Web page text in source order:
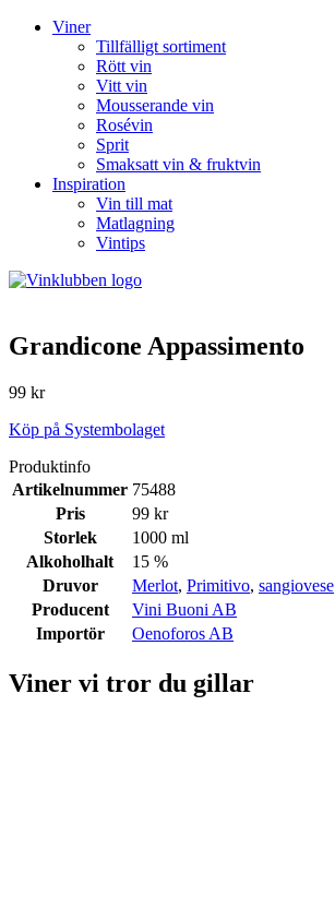
Viner
Tillfälligt sortiment
Rött vin
Vitt vin
Mousserande vin
Rosévin
Sprit
Smaksatt vin & fruktvin
Inspiration
Vin till mat
Matlagning
Vintips
Grandicone Appassimento
99 kr
Köp på Systembolaget
Produktinfo
Artikelnummer 75488
Pris
99 kr
Storlek
1000 ml
Alkoholhalt
15 %
Druvor
Merlot, Primitivo, sangiovese
Producent
Vini Buoni AB
Importör
Oenoforos AB
Viner vi tror du gillar